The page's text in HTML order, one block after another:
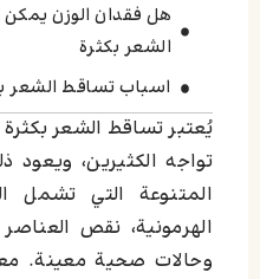
هل فقدان الوزن
الشعر بكثرة
اسباب تساقط الشعر
كيف يمكن تعزيز
الشعر؟
متي يصبح تساقط
اترك تعليقاً إلغاء الرد
يُعتبر تساقط الشعر
تواجه الكثيرين، ويعود
المتنوعة التي تشمل
الهرمونية، نقص العناصر
وحالات صحية معينة.